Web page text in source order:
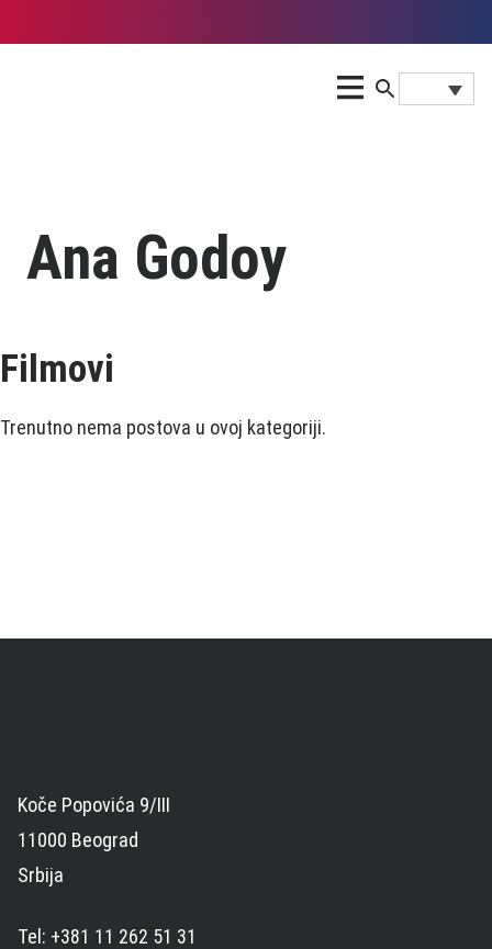
Ana Godoy
Filmovi
Trenutno nema postova u ovoj kategoriji.
Koče Popovića 9/III
11000 Beograd
Srbija
Tel: +381 11 262 51 31